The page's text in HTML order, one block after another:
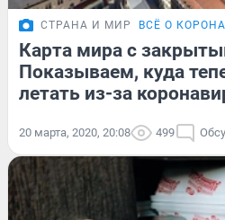
СТРАНА И МИР ВСЁ О
Карта мира с
Показываем, куда
летать из-за
20 марта, 2020, 20:08 499